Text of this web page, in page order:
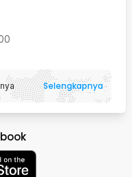
Selengkapnya